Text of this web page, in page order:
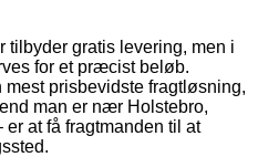
tilbyder gratis levering, men i
for et præcist beløb.
prisbevidste fragtløsning,
man er nær Holstebro,
at få fragtmanden til at